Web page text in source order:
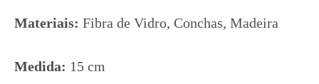
Materiais: Fibra de Vidro, Conchas, Madeira
Medida: 15 cm